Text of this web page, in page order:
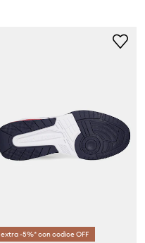
extra -5%* con codice OFF